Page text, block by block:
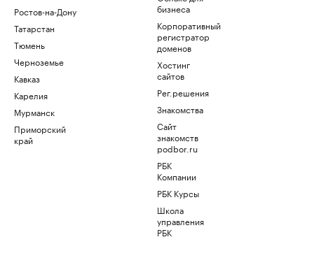
Ростов-на-Дону
Татарстан
Тюмень
Черноземье
Кавказ
Карелия
Мурманск
Приморский
край
бизнеса
Корпоративный
регистратор
доменов
Хостинг
сайтов
Рег.решения
Знакомства
Сайт
знакомств
podbor.ru
РБК
Компании
РБК Курсы
Школа
управления
РБК